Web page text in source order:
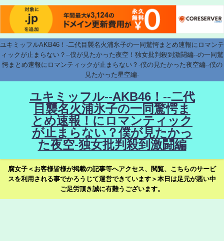
ユキミッフルAKB46！-二代目襲名火浦氷子の一同驚愕まとめ速報にロマンテ
ィックが止まらない？--僕が見たかった夜空！独女批判殺到激闘編--の一同驚
愕まとめ速報にロマンティックが止まらない？-僕の見たかった夜空編--僕の
見たかった星空編-
ユキミッフル--AKB46！--二代
目襲名火浦氷子の一同驚愕ま
とめ速報！にロマンティック
が止まらない？僕が見たかっ
た夜空-独女批判殺到激闘編
腐女子＜お客様皆様が掲載の記事等へアクセス、閲覧、こちらのサービ
スを利用される事でかろうじて運営できています＞本日は足元が悪い中
ご足労頂き誠に有難うございます。